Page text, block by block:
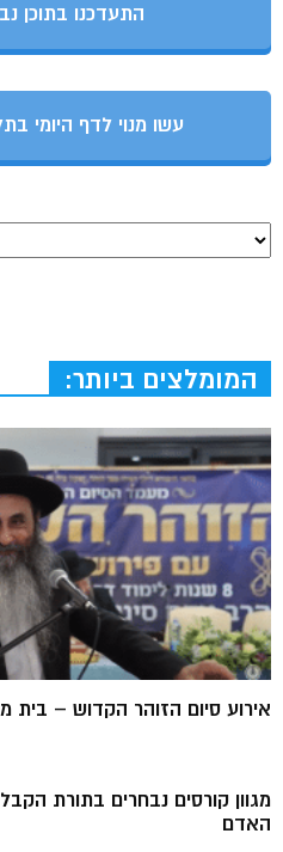
התעדכנו בתוכן
עשו מנוי לדף היומי
המומלצים ביותר:
אירוע סיום הזוהר הקדוש – בית
מגוון קורסים נבחרים בתורת
האדם